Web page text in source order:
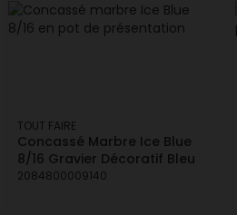
TOUT FAIRE
Concassé Marbre Ice Blue
8/16 Gravier Décoratif Bleu
2084800009140